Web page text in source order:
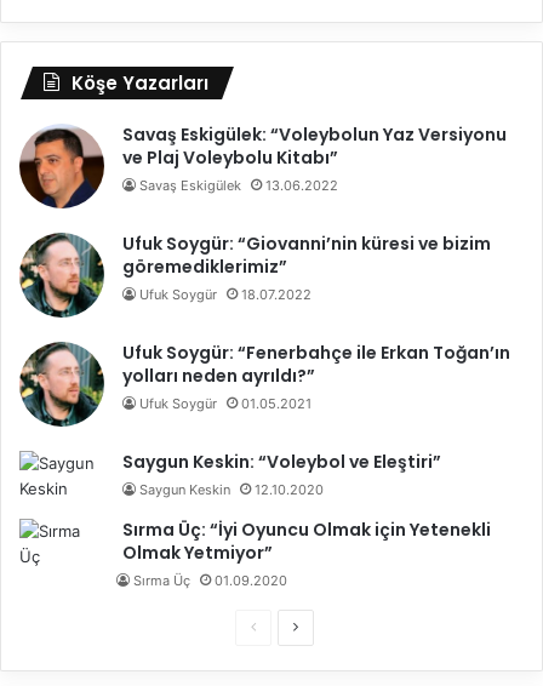
Köşe Yazarları
Savaş Eskigülek: “Voleybolun Yaz Versiyonu
ve Plaj Voleybolu Kitabı”
Savaş Eskigülek 13.06.2022
Ufuk Soygür: “Giovanni’nin küresi ve bizim
göremediklerimiz”
Ufuk Soygür 18.07.2022
Ufuk Soygür: “Fenerbahçe ile Erkan Toğan’ın
yolları neden ayrıldı?”
Ufuk Soygür 01.05.2021
Saygun Keskin: “Voleybol ve Eleştiri”
Saygun Keskin 12.10.2020
Sırma Üç: “İyi Oyuncu Olmak için Yetenekli
Olmak Yetmiyor”
Sırma Üç 01.09.2020